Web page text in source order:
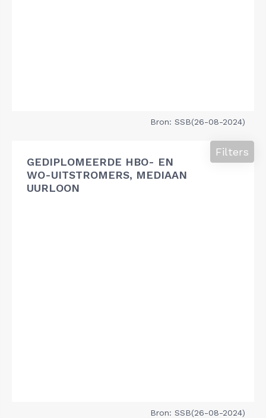
Bron: SSB(26-08-2024)
GEDIPLOMEERDE HBO- EN
WO-UITSTROMERS, MEDIAAN
UURLOON
Filters
Bron: SSB(26-08-2024)